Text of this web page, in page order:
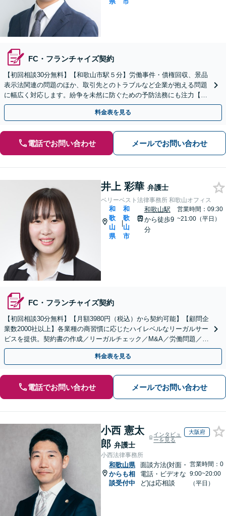
FC・フランチャイズ契約
【初回相談30分無料】【和歌山市駅５分】労働事件・債権回収、景品
表示法関連の問題のほか、取引先とのトラブルなど企業が抱える問題
に幅広く対応します。紛争を未然に防ぐための予防法務にも注力【夜
間・休日相談可】顧問契約の実績豊富【Web相談可】
料金表を見る
電話でお問い合わせ メールでお問い合わせ
井上 彩華 弁護士
ベリーベスト法律事務所 和歌山オフィス
和
歌
山
県
|
和
歌
山
市
和歌山駅
から徒歩9
分
営業時間：09:30
~21:00（平日）
FC・フランチャイズ契約
【初回相談30分無料】【月額3980円（税込）から契約可能】【顧問企
業数2000社以上】各業種の商習慣に応じたハイレベルなリーガルサー
ビスを提供。契約書の作成／リーガルチェック／M&A／労働問題／知
的財産等、お任せください【他士業連携可能】
料金表を見る
電話でお問い合わせ メールでお問い合わせ
小西 憲太
郎 弁護士
インタビュ
ーを見る
大阪府
小西法律事務所
和歌山県
からも相
談受付中
面談方法(対面・
電話・ビデオな
ど)は応相談
営業時間：0
9:00~20:00
（平日）